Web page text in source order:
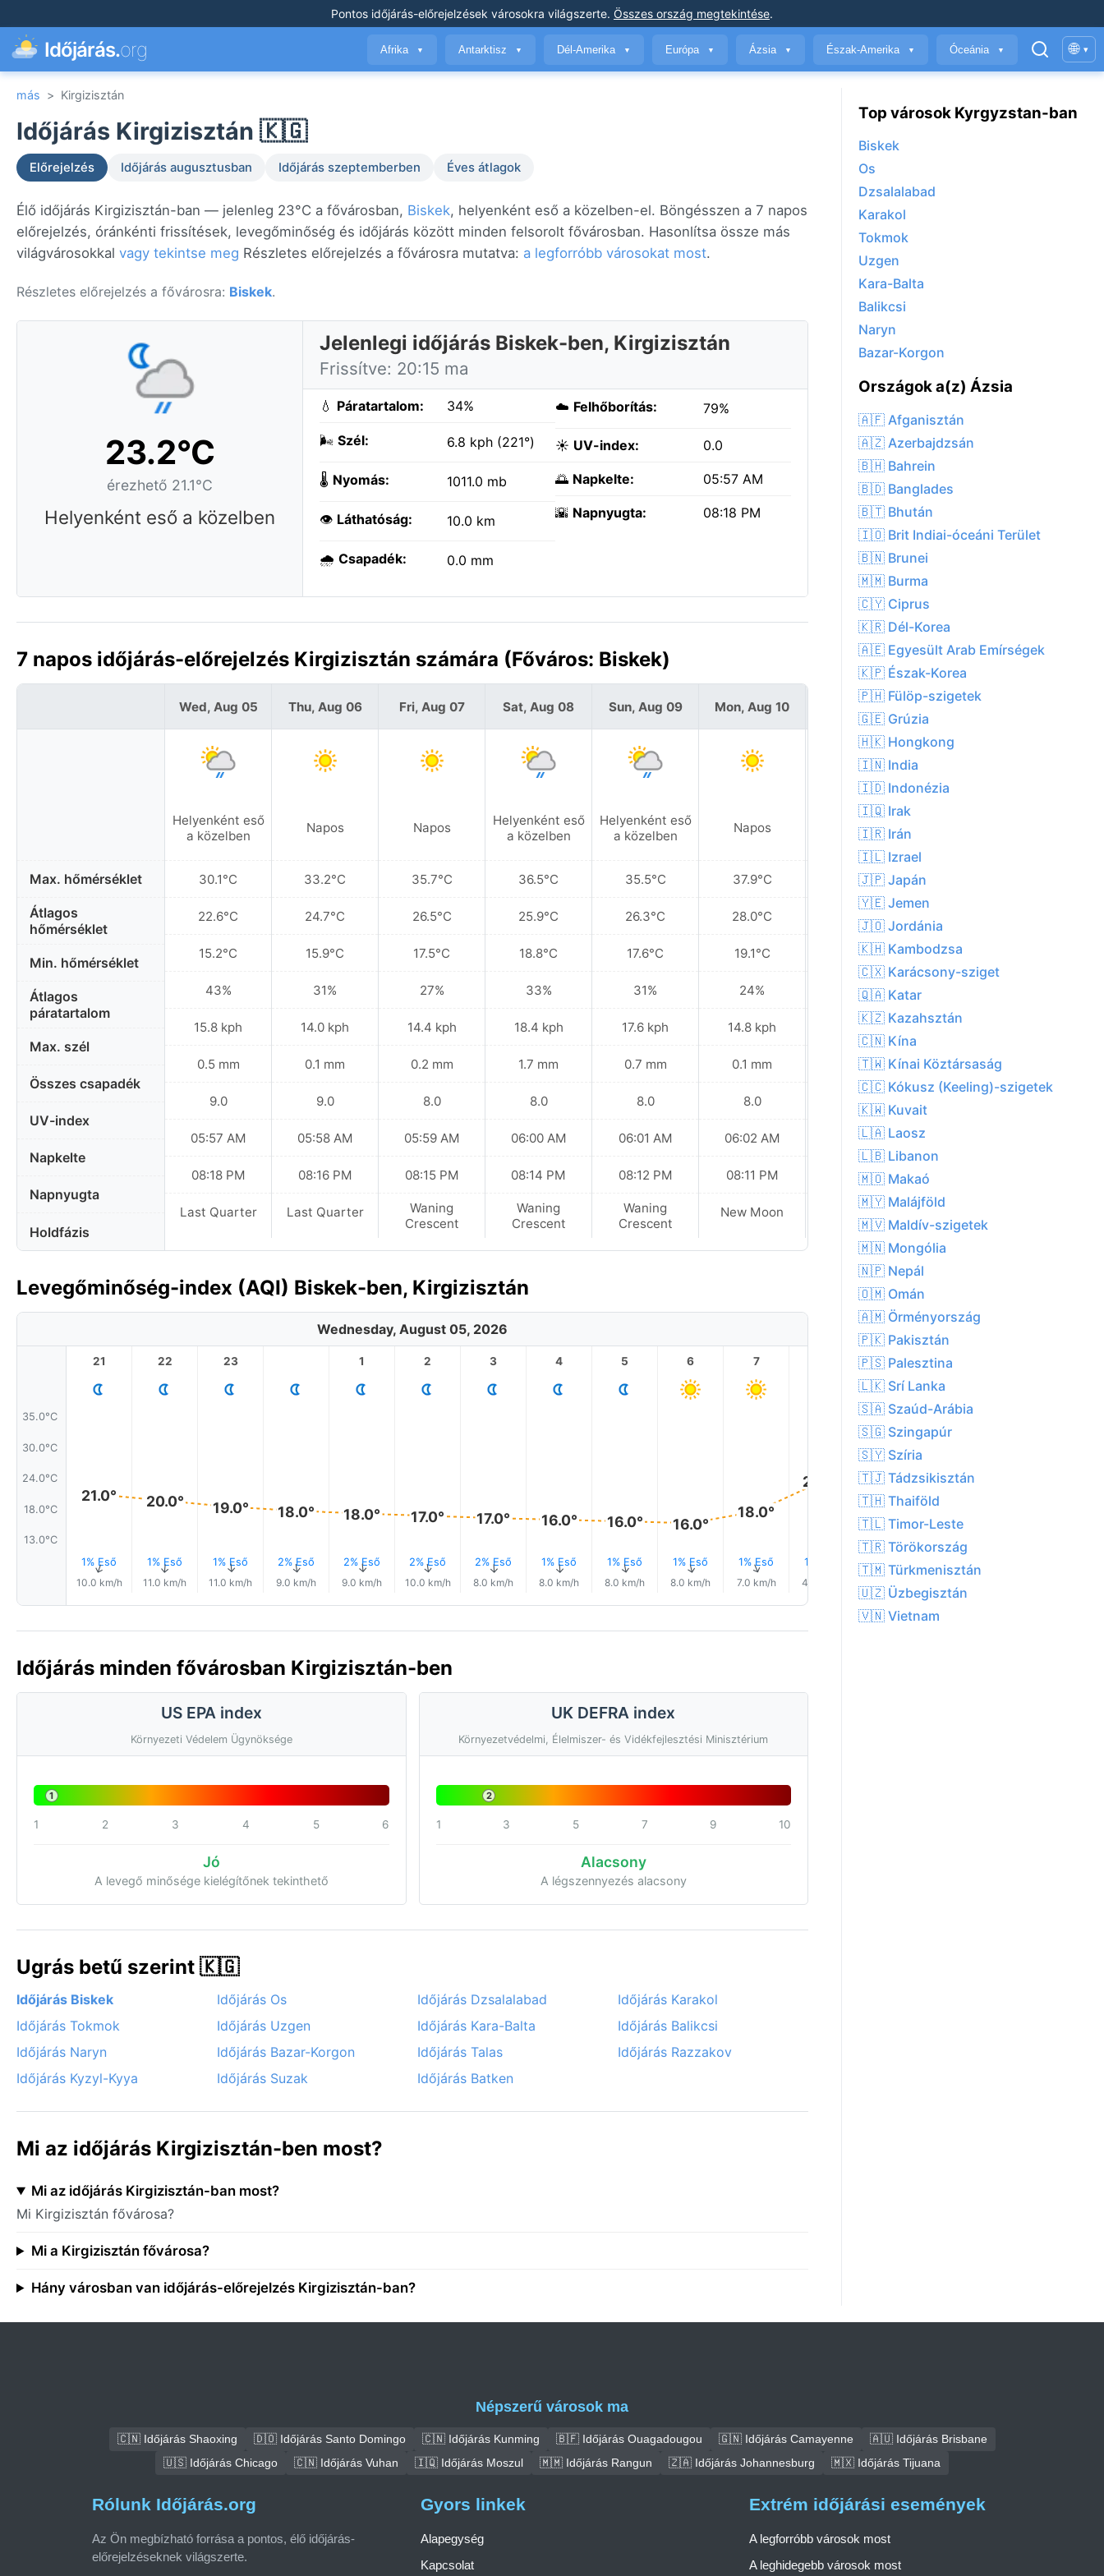
Pontos időjárás-előrejelzések városokra világszerte. Összes ország megtekintése.
Időjárás.org Afrika ▼ Antarktisz ▼ Dél-Amerika ▼ Európa ▼ Ázsia ▼ Észak-Amerika ▼ Óceánia ▼ 🌐 ▾
más > Kirgizisztán
Időjárás Kirgizisztán 🇰🇬
Előrejelzés Időjárás augusztusban Időjárás szeptemberben Éves átlagok
Élő időjárás Kirgizisztán-ban — jelenleg 23°C a fővárosban, Biskek, helyenként eső a közelben-el. Böngésszen a 7 napos
előrejelzés, óránkénti frissítések, levegőminőség és időjárás között minden felsorolt fővárosban. Hasonlítsa össze más
világvárosokkal vagy tekintse meg Részletes előrejelzés a fővárosra mutatva: a legforróbb városokat most.
Részletes előrejelzés a fővárosra: Biskek.
23.2°C
érezhető 21.1°C
Helyenként eső a közelben
Jelenlegi időjárás Biskek-ben, Kirgizisztán
Frissítve: 20:15 ma
💧 Páratartalom: 34%
🌬️ Szél: 6.8 kph (221°)
🌡️ Nyomás: 1011.0 mb
👁️ Láthatóság: 10.0 km
🌧️ Csapadék: 0.0 mm
☁️ Felhőborítás: 79%
☀️ UV-index: 0.0
🌅 Napkelte: 05:57 AM
🌇 Napnyugta: 08:18 PM
7 napos időjárás-előrejelzés Kirgizisztán számára (Főváros: Biskek)
Max. hőmérséklet
Átlagos
hőmérséklet
Min. hőmérséklet
Átlagos
páratartalom
Max. szél
Összes csapadék
UV-index
Napkelte
Napnyugta
Holdfázis
Wed, Aug 05
Helyenként eső
a közelben
30.1°C
22.6°C
15.2°C
43%
15.8 kph
0.5 mm
9.0
05:57 AM
08:18 PM
Last Quarter
Thu, Aug 06
Napos
33.2°C
24.7°C
15.9°C
31%
14.0 kph
0.1 mm
9.0
05:58 AM
08:16 PM
Last Quarter
Fri, Aug 07
Napos
35.7°C
26.5°C
17.5°C
27%
14.4 kph
0.2 mm
8.0
05:59 AM
08:15 PM
Waning
Crescent
Sat, Aug 08
Helyenként eső
a közelben
36.5°C
25.9°C
18.8°C
33%
18.4 kph
1.7 mm
8.0
06:00 AM
08:14 PM
Waning
Crescent
Sun, Aug 09
Helyenként eső
a közelben
35.5°C
26.3°C
17.6°C
31%
17.6 kph
0.7 mm
8.0
06:01 AM
08:12 PM
Waning
Crescent
Mon, Aug 10
Napos
37.9°C
28.0°C
19.1°C
24%
14.8 kph
0.1 mm
8.0
06:02 AM
08:11 PM
New Moon
Tue, Aug 11
Napos
37.7°C
28.3°C
20.7°C
24%
17.3 kph
0.1 mm
9.0
06:03 AM
08:10 PM
New Moon
Levegőminőség-index (AQI) Biskek-ben, Kirgizisztán
Wednesday, August 05, 2026
35.0°C
30.0°C
24.0°C
18.0°C
13.0°C
21
21.0°
1% Eső
↑
10.0 km/h
22
20.0°
1% Eső
↑
11.0 km/h
23
19.0°
1% Eső
↑
11.0 km/h
18.0°
2% Eső
↑
9.0 km/h
1
18.0°
2% Eső
↑
9.0 km/h
2
17.0°
2% Eső
↑
10.0 km/h
3
17.0°
2% Eső
↑
8.0 km/h
4
16.0°
1% Eső
↑
8.0 km/h
5
16.0°
1% Eső
↑
8.0 km/h
6
16.0°
1% Eső
↑
8.0 km/h
7
18.0°
1% Eső
↑
7.0 km/h
23.0°
1% Eső
4.0 km/h
9
25.0°
1% Eső
↑
5.0 km/h
10
1% Eső
↑
Időjárás minden fővárosban Kirgizisztán-ben
US EPA index
Környezeti Védelem Ügynöksége
1
1 2 3 4 5 6
Jó
A levegő minősége kielégítőnek tekinthető
UK DEFRA index
Környezetvédelmi, Élelmiszer- és Vidékfejlesztési Minisztérium
2
1 3 5 7 9 10
Alacsony
A légszennyezés alacsony
Ugrás betű szerint 🇰🇬
Időjárás Biskek Időjárás Os Időjárás Dzsalalabad
Időjárás Karakol
Időjárás Tokmok
Időjárás Uzgen Időjárás Kara-Balta
Időjárás Balikcsi
Időjárás Naryn
Időjárás Bazar-Korgon Időjárás Talas
Időjárás Razzakov
Időjárás Kyzyl-Kyya
Időjárás Suzak Időjárás Batken
Mi az időjárás Kirgizisztán-ben most?
Mi az időjárás Kirgizisztán-ban most?
Mi Kirgizisztán fővárosa?
Mi a Kirgizisztán fővárosa?
Hány városban van időjárás-előrejelzés Kirgizisztán-ban?
Top városok Kyrgyzstan-ban
Biskek
Os
Dzsalalabad
Karakol
Tokmok
Uzgen
Kara-Balta
Balikcsi
Naryn
Bazar-Korgon
Országok a(z) Ázsia
🇦🇫 Afganisztán
🇦🇿 Azerbajdzsán
🇧🇭 Bahrein
🇧🇩 Banglades
🇧🇹 Bhután
🇮🇴 Brit Indiai-óceáni Terület
🇧🇳 Brunei
🇲🇲 Burma
🇨🇾 Ciprus
🇰🇷 Dél-Korea
🇦🇪 Egyesült Arab Emírségek
🇰🇵 Észak-Korea
🇵🇭 Fülöp-szigetek
🇬🇪 Grúzia
🇭🇰 Hongkong
🇮🇳 India
🇮🇩 Indonézia
🇮🇶 Irak
🇮🇷 Irán
🇮🇱 Izrael
🇯🇵 Japán
🇾🇪 Jemen
🇯🇴 Jordánia
🇰🇭 Kambodzsa
🇨🇽 Karácsony-sziget
🇶🇦 Katar
🇰🇿 Kazahsztán
🇨🇳 Kína
🇹🇼 Kínai Köztársaság
🇨🇨 Kókusz (Keeling)-szigetek
🇰🇼 Kuvait
🇱🇦 Laosz
🇱🇧 Libanon
🇲🇴 Makaó
🇲🇾 Malájföld
🇲🇻 Maldív-szigetek
🇲🇳 Mongólia
🇳🇵 Nepál
🇴🇲 Omán
🇦🇲 Örményország
🇵🇰 Pakisztán
🇵🇸 Palesztina
🇱🇰 Srí Lanka
🇸🇦 Szaúd-Arábia
🇸🇬 Szingapúr
🇸🇾 Szíria
🇹🇯 Tádzsikisztán
🇹🇭 Thaiföld
🇹🇱 Timor-Leste
🇹🇷 Törökország
🇹🇲 Türkmenisztán
🇺🇿 Üzbegisztán
🇻🇳 Vietnam
Népszerű városok ma
🇨🇳 Időjárás Shaoxing 🇩🇴 Időjárás Santo Domingo 🇨🇳 Időjárás Kunming 🇧🇫 Időjárás Ouagadougou 🇬🇳 Időjárás Camayenne
🇦🇺 Időjárás Brisbane
🇺🇸 Időjárás Chicago
🇨🇳 Időjárás Vuhan 🇮🇶 Időjárás Moszul 🇲🇲 Időjárás Rangun 🇿🇦 Időjárás Johannesburg 🇲🇽 Időjárás Tijuana
Rólunk Időjárás.org
Az Ön megbízható forrása a pontos, élő időjárás-
előrejelzéseknek világszerte.
Gyors linkek
Alapegység
Kapcsolat
Extrém időjárási események
A legforróbb városok most
A leghidegebb városok most